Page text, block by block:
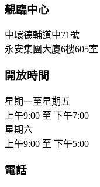
親臨中心
中環德輔道中71號
永安集團大廈6樓605室
開放時間
星期一至星期五
上午9:00 至 下午7:00
星期六
上午9:00 至 下午5:00
電話